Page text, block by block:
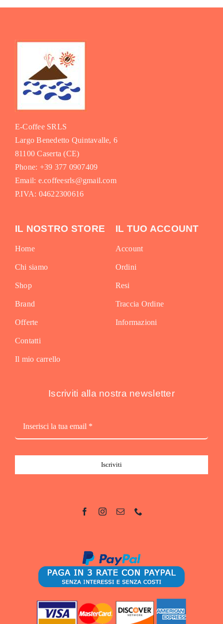
E-Coffee SRLS
Largo Benedetto Quintavalle, 6
81100 Caserta (CE)
Phone: +39 377 0907409
Email: e.coffeesrls@gmail.com
P.IVA: 04622300616
IL NOSTRO STORE
Home
Chi siamo
Shop
Brand
Offerte
Contatti
Il mio carrello
IL TUO ACCOUNT
Account
Ordini
Resi
Traccia Ordine
Informazioni
Iscriviti alla nostra newsletter
Iscriviti